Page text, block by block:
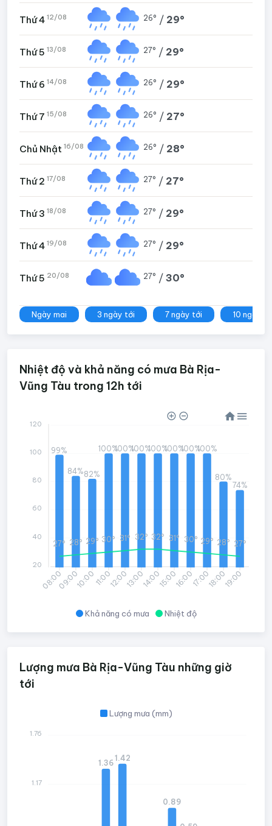
Thứ 4 12/08 26° / 29°
Thứ 5 13/08 27° / 29°
Thứ 6 14/08 26° / 29°
Thứ 7 15/08 26° / 27°
Chủ Nhật 16/08 26° / 28°
Thứ 2 17/08 27° / 27°
Thứ 3 18/08 27° / 29°
Thứ 4 19/08 27° / 29°
Thứ 5 20/08 27° / 30°
Ngày mai 3 ngày tới 7 ngày tới 10 ngày
Nhiệt độ và khả năng có mưa Bà Rịa-
Vũng Tàu trong 12h tới
Khả năng có mưa Nhiệt độ
08:0009:0010:0011:0012:0013:0014:0015:0016:0017:0018:0019:00
99%
84%82%
100%100%100%100%100%100%100%
80%
74%
27° 28° 29° 30° 31° 32° 32° 31° 30° 29° 28° 27°
120
100
80
60
40
20
Lượng mưa Bà Rịa-Vũng Tàu những giờ
tới
Lượng mưa (mm)
1.36
1.42
0.89
1.76
1.17